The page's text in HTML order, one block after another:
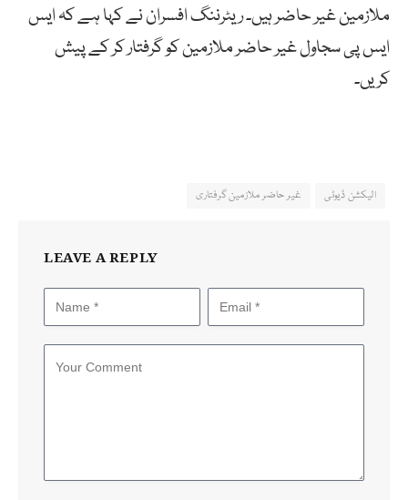
ملازمین غیر حاضر ہیں۔ ریٹرننگ افسران نے کہا ہے کہ ایس
ایس پی سجاول غیر حاضر ملازمین کو گرفتار کر کے پیش
کریں۔
الیکشن ڈیوٹی غیر حاضر ملازمین گرفتاری
LEAVE A REPLY